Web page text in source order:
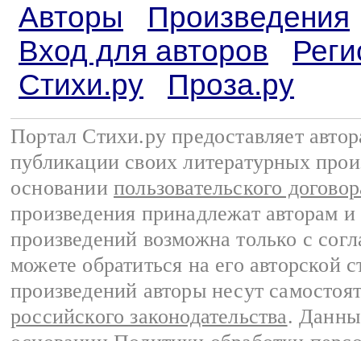
Авторы
Произведения
Вход для авторов
Стихи.ру
Проза.ру
Портал Стихи.ру предоставляет
публикации своих литературных
основании пользовательского
произведения принадлежат авторам
произведений возможна только с
можете обратиться на его авторской
произведений авторы несут
российского законодательства.